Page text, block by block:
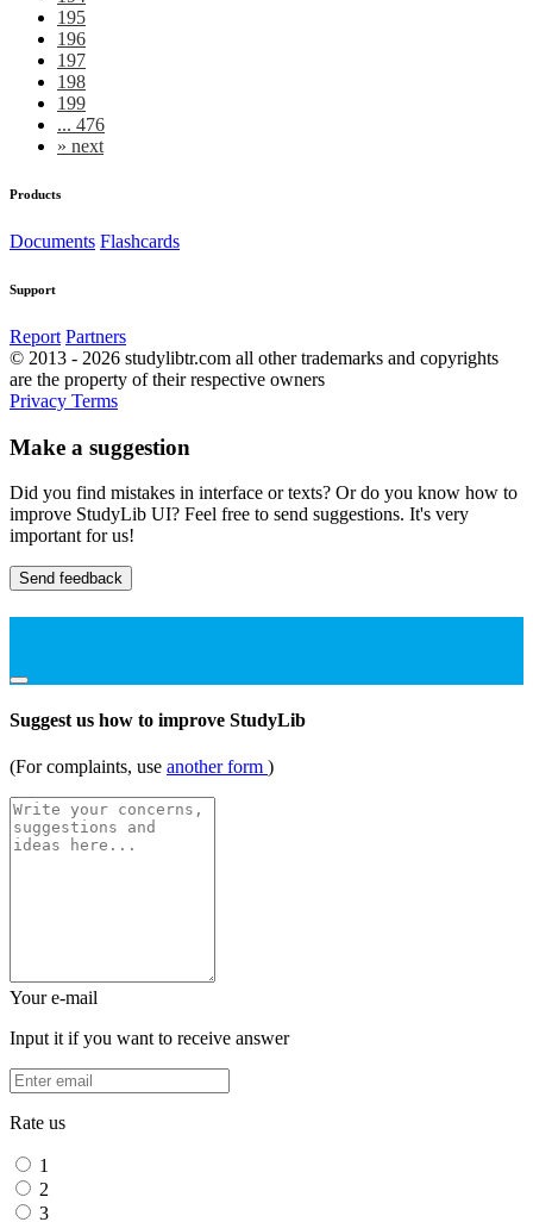
195
196
197
198
199
... 476
» next
Products
Documents Flashcards
Support
Report Partners
© 2013 - 2026 studylibtr.com all other trademarks and copyrights
are the property of their respective owners
Privacy Terms
Make a suggestion
Did you find mistakes in interface or texts? Or do you know how to
improve StudyLib UI? Feel free to send suggestions. It's very
important for us!
Send feedback
Suggest us how to improve StudyLib
(For complaints, use another form )
Your e-mail
Input it if you want to receive answer
Rate us
1
2
3